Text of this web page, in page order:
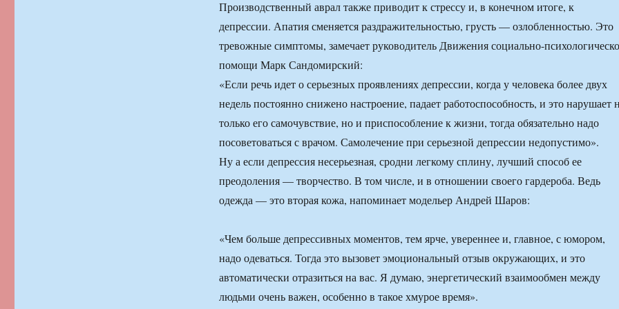
Производственный аврал также приводит к стрессу и, в конечном итоге, к
депрессии. Апатия сменяется раздражительностью, грусть — озлобленностью. Это
тревожные симптомы, замечает руководитель Движения социально-
помощи Марк Сандомирский:
«Если речь идет о серьезных проявлениях депрессии, когда у человека более двух
недель постоянно снижено настроение, падает работоспособность, и это нарушает
только его самочувствие, но и приспособление к жизни, тогда обязательно надо
посоветоваться с врачом. Самолечение при серьезной депрессии недопустимо».
Ну а если депрессия несерьезная, сродни легкому сплину, лучший способ ее
преодоления — творчество. В том числе, и в отношении своего гардероба. Ведь
одежда — это вторая кожа, напоминает модельер Андрей Шаров:
«Чем больше депрессивных моментов, тем ярче, увереннее и, главное, с юмором,
надо одеваться. Тогда это вызовет эмоциональный отзыв окружающих, и это
автоматически отразиться на вас. Я думаю, энергетический взаимообмен между
людьми очень важен, особенно в такое хмурое время».